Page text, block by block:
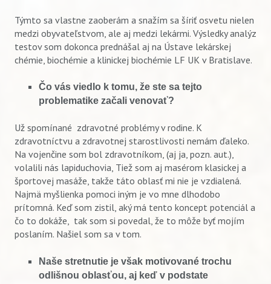
Týmto sa vlastne zaoberám a snažím sa šíriť osvetu nielen
medzi obyvateľstvom, ale aj medzi lekármi. Výsledky analýz
testov som dokonca prednášal aj na Ústave lekárskej
chémie, biochémie a klinickej biochémie LF UK v Bratislave.
Čo vás viedlo k tomu, že ste sa tejto
problematike začali venovať?
Už spomínané zdravotné problémy v rodine. K
zdravotníctvu a zdravotnej starostlivosti nemám ďaleko.
Na vojenčine som bol zdravotníkom, (aj ja, pozn. aut.),
volalili nás lapiduchovia, Tiež som aj masérom klasickej a
športovej masáže, takže táto oblasť mi nie je vzdialená.
Najmä myšlienka pomoci iným je vo mne dlhodobo
prítomná. Keď som zistil, aký má tento koncept potenciál a
čo to dokáže, tak som si povedal, že to môže byť mojím
poslaním. Našiel som sa v tom.
Naše stretnutie je však motivované trochu
odlišnou oblasťou, aj keď v podstate